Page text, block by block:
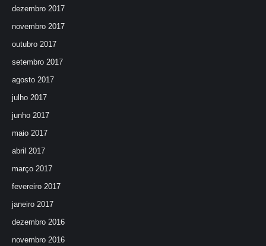
dezembro 2017
novembro 2017
outubro 2017
setembro 2017
agosto 2017
julho 2017
junho 2017
maio 2017
abril 2017
março 2017
fevereiro 2017
janeiro 2017
dezembro 2016
novembro 2016